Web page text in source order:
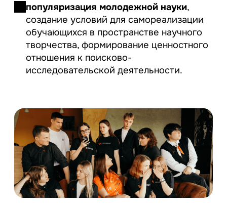
популяризация молодежной науки,
создание условий для самореализации
обучающихся в пространстве научного
творчества, формирование ценностного
отношения к поисково-
исследовательской деятельности.